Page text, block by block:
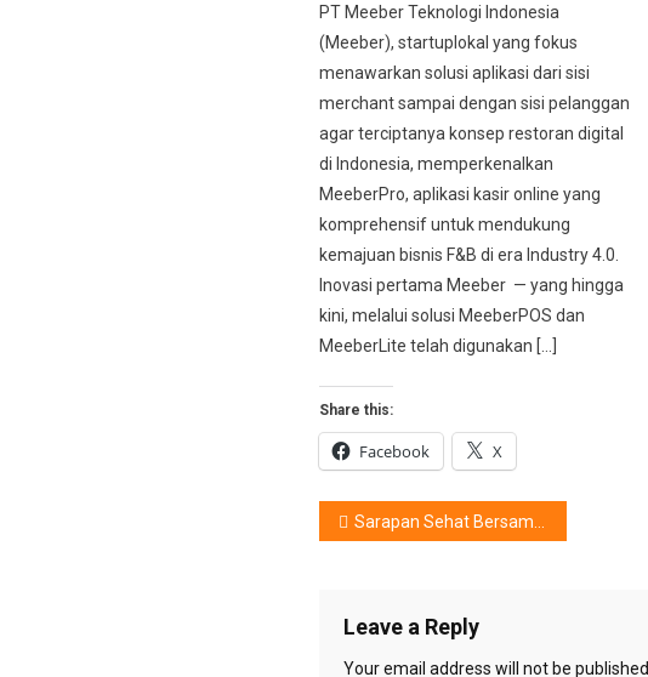
PT Meeber Teknologi Indonesia
(Meeber), startuplokal yang fokus
menawarkan solusi aplikasi dari sisi
merchant sampai dengan sisi pelanggan
agar terciptanya konsep restoran digital
di Indonesia, memperkenalkan
MeeberPro, aplikasi kasir online yang
komprehensif untuk mendukung
kemajuan bisnis F&B di era Industry 4.0.
Inovasi pertama Meeber — yang hingga
kini, melalui solusi MeeberPOS dan
MeeberLite telah digunakan […]
Share this:
Facebook X
Post
Sarapan Sehat Bersama Yang Tercinta
Leave a Reply
Your email address will not be published.